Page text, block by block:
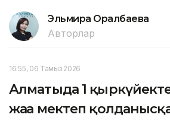
Эльмира Оралбаева
Авторлар
16:55, 06 Тамыз 2026
Алматыда 1
жаңа мектеп